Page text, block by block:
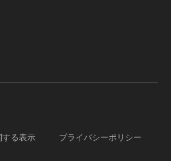
する表示 プライバシーポリシー